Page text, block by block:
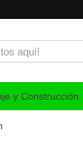
y Construcción